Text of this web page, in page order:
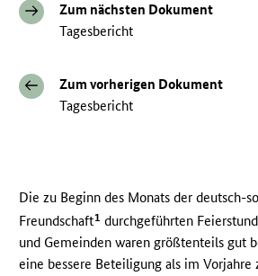
Zum nächsten Dokument
Tagesbericht
Zum vorherigen Dokument
Tagesbericht
Die zu Beginn des Monats der deutsch-
Freundschaft1 durchgeführten
und Gemeinden waren größtenteils gut
eine bessere Beteiligung als im Vorjahre